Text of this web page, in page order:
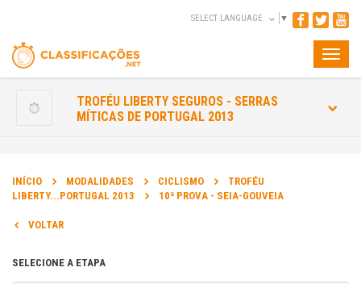
Toggle
SELECT LANGUAGE ▼
TROFÉU LIBERTY SEGUROS - SERRAS
MÍTICAS DE PORTUGAL 2013
INÍCIO MODALIDADES CICLISMO
TROFÉU
LIBERTY...PORTUGAL 2013
10ª PROVA - SEIA-GOUVEIA
VOLTAR
SELECIONE A ETAPA